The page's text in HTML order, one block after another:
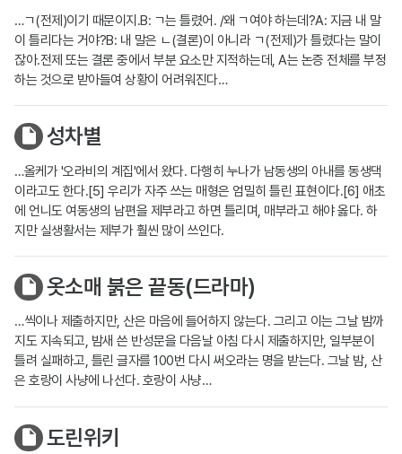
…ㄱ(전제)이기 때문이지.B: ㄱ는 틀렸어. /왜 ㄱ여야 하는데?A: 지금 내 말
이 틀리다는 거야?B: 내 말은 ㄴ(결론)이 아니라 ㄱ(전제)가 틀렸다는 말이
잖아.전제 또는 결론 중에서 부분 요소만 지적하는데, A는 논증 전체를 부정
하는 것으로 받아들여 상황이 어려워진다…
성차별
…올케가 '오라비의 계집'에서 왔다. 다행히 누나가 남동생의 아내를 동생댁
이라고도 한다.[5] 우리가 자주 쓰는 매형은 엄밀히 틀린 표현이다.[6] 애초
에 언니도 여동생의 남편을 제부라고 하면 틀리며, 매부라고 해야 옳다. 하
지만 실생활서는 제부가 훨씬 많이 쓰인다.
옷소매 붉은 끝동(드라마)
…씩이나 제출하지만, 산은 마음에 들어하지 않는다. 그리고 이는 그날 밤까
지도 지속되고, 밤새 쓴 반성문을 다음날 아침 다시 제출하지만, 일부분이
틀려 실패하고, 틀린 글자를 100번 다시 써오라는 명을 받는다. 그날 밤, 산
은 호랑이 사냥에 나선다. 호랑이 사냥…
도린위키